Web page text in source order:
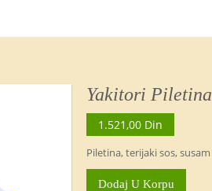
Yakitori Piletina
1.521,00 Din
Piletina, terijaki sos, susam
Dodaj U Korpu